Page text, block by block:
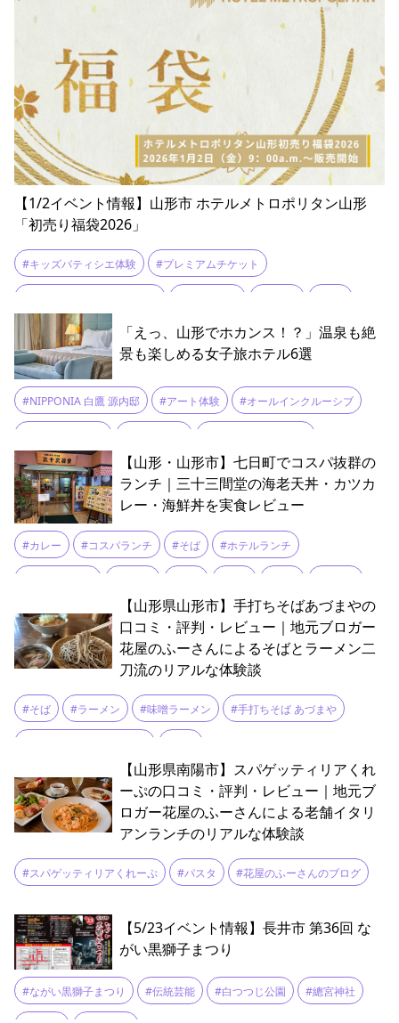
【1/2イベント情報】山形市 ホテルメトロポリタン山形
「初売り福袋2026」
#キッズパティシエ体験 #プレミアムチケット
「えっ、山形でホカンス！？」温泉も絶
景も楽しめる女子旅ホテル6選
#NIPPONIA 白鷹 源内邸 #アート体験 #オールインクルーシブ
#クラフトビール #サウナ #シアタールーム #ジャグジー
#スイートルーム #スイデンテラス #たかみや 瑠璃倶楽リゾート
#デザイナーズホテル #テラス #ハンモック #ビアテラス
#フォトジェニック #プライベートホテル #ホカンス
#ホテルスロービレッジ米沢 #リノベーション
#ローカルガストロノミー #丹下健三 #伝統食 #和モダン
#女子旅 #山形ワイン #山形旅行
#松田重仁 #森の音 #檜風呂 #温泉 #温泉巡り
【山形・山形市】七日町でコスパ抜群の
ランチ｜三十三間堂の海老天丼・カツカ
レー・海鮮丼を実食レビュー
#カレー #コスパランチ #そば #ホテルランチ
【山形県山形市】手打ちそばあづまやの
口コミ・評判・レビュー｜地元ブロガー
花屋のふーさんによるそばとラーメン二
刀流のリアルな体験談
#そば #ラーメン #味噌ラーメン #手打ちそば あづまや
【山形県南陽市】スパゲッティリアくれ
ーぷの口コミ・評判・レビュー｜地元ブ
ロガー花屋のふーさんによる老舗イタリ
アンランチのリアルな体験談
#スパゲッティリアくれーぷ #パスタ #花屋のふーさんのブログ
【5/23イベント情報】長井市 第36回 な
がい黒獅子まつり
#ながい黒獅子まつり #伝統芸能 #白つつじ公園 #總宮神社